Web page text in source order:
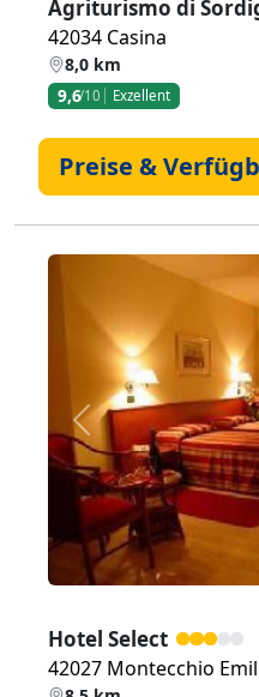
Agriturismo di
42034 Casina
8,0 km
9,6/10 Exzellent
Preise &
Zurück
Hotel Select
42027 Montecchio